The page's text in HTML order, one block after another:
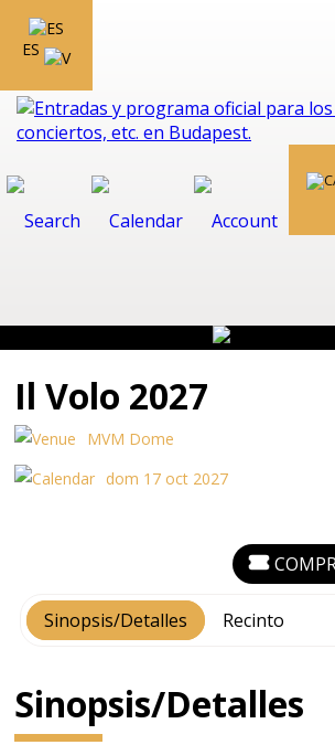
ES
Il Volo 2027
MVM Dome
dom 17 oct 2027
Sinopsis/Detalles Recinto
Sinopsis/Detalles